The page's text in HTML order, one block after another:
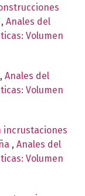
, Anales del
Volumen
, Anales del
Volumen
incrustaciones
, Anales del
Volumen